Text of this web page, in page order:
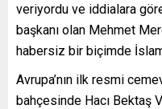
veriyordu ve iddialara
başkanı olan Mehmet
habersiz bir biçimde İslam
Avrupa’nın ilk resmi
bahçesinde Hacı Bektaş